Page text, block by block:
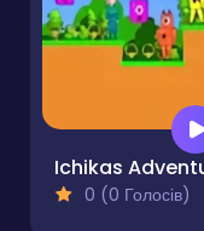
0 (0 Голосів)